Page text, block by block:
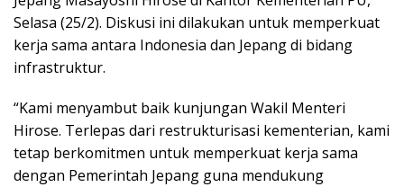
Selasa (25/2). Diskusi ini dilakukan untuk memperkuat
kerja sama antara Indonesia dan Jepang di bidang
infrastruktur.
“Kami menyambut baik kunjungan Wakil Menteri
Hirose. Terlepas dari restrukturisasi kementerian, kami
tetap berkomitmen untuk memperkuat kerja sama
dengan Pemerintah Jepang guna mendukung